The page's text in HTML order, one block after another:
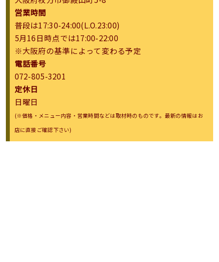
営業時間
普段は17:30-24:00(L.O.23:00)
5月16日時点では17:00-22:00
※大阪府の基準によって変わる予定
電話番号
072-805-3201
定休日
日曜日
(※価格・メニュー内容・営業時間などは取材時のものです。最新の情報はお
店に直接ご確認下さい)